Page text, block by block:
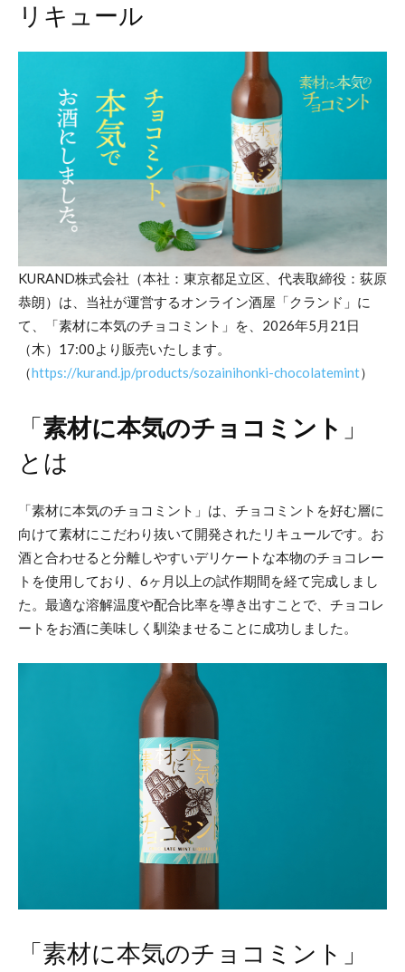
リキュール
KURAND株式会社（本社：東京都足立区、代表取締役：荻原
恭朗）は、当社が運営するオンライン酒屋「クランド」に
て、「素材に本気のチョコミント」を、2026年5月21日
（木）17:00より販売いたします。
（https://kurand.jp/products/sozainihonki-chocolatemint）
「 素材に本気のチョコミント 」
とは
「素材に本気のチョコミント」は、チョコミントを好む層に
向けて素材にこだわり抜いて開発されたリキュールです。お
酒と合わせると分離しやすいデリケートな本物のチョコレー
トを使用しており、6ヶ月以上の試作期間を経て完成しまし
た。最適な溶解温度や配合比率を導き出すことで、チョコレ
ートをお酒に美味しく馴染ませることに成功しました。
「素材に本気のチョコミント」